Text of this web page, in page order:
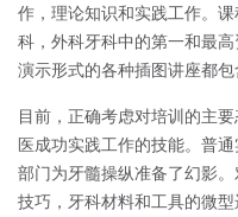
作，理论知识和实践工作。
科，外科牙科中的第一和最
演示形式的各种插图讲座都包
目前，正确考虑对培训的主
医成功实践工作的技能。普
部门为牙髓操纵准备了幻影
技巧，牙科材料和工具的微